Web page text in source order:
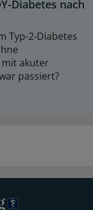
Diabetes nach
Typ-2-Diabetes
mit akuter
passiert?